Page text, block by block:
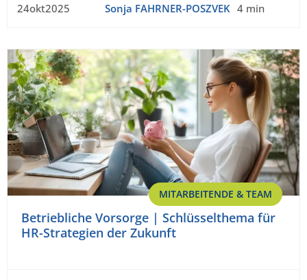
24okt2025 Sonja FAHRNER-POSZVEK 4 min
MITARBEITENDE & TEAM
Betriebliche Vorsorge | Schlüsselthema für
HR-Strategien der Zukunft